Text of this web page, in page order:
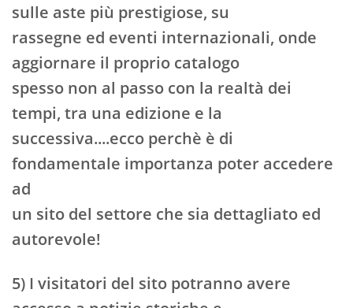
sulle aste più prestigiose, su
rassegne ed eventi internazionali, onde
aggiornare il proprio catalogo
spesso non al passo con la realtà dei
tempi, tra una edizione e la
successiva....ecco perchè è di
fondamentale importanza poter accedere
ad
un sito del settore che sia dettagliato ed
autorevole!
5) I visitatori del sito potranno avere